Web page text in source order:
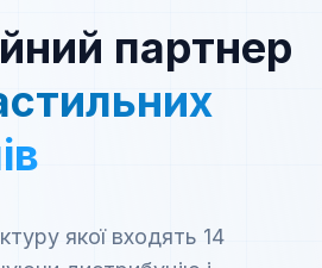
партнер
якої входять 14